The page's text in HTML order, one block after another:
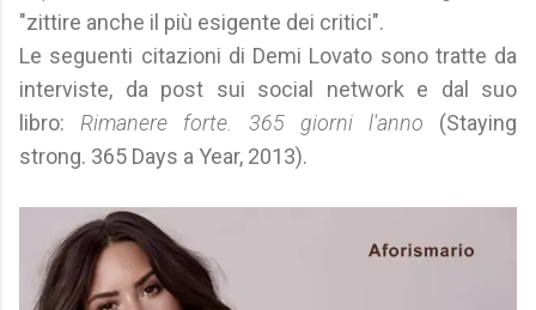
"zittire anche il più esigente dei critici".
Le seguenti citazioni di Demi Lovato sono tratte da
interviste, da post sui social network e dal suo
libro: Rimanere forte. 365 giorni l'anno (Staying
strong. 365 Days a Year, 2013).